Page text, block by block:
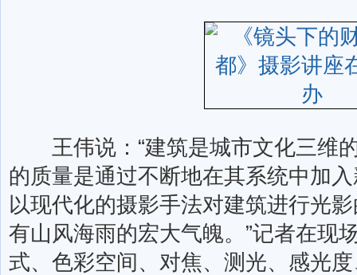
王伟说：“建筑是城市文化三维
的质量是通过不断地在其系统中加
以现代化的摄影手法对建筑进行光
有山风海雨的宏大气魄。”记者在现
式、色彩空间、对焦、测光、感光